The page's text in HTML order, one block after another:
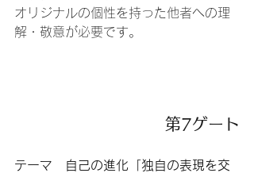
オリジナルの個性を持った他者への理
解・敬意が必要です。
第7ゲート
テーマ　自己の進化「独自の表現を交